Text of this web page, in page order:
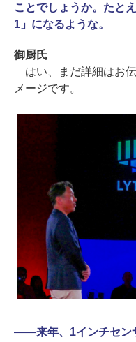
ことでしょうか。たと
1」になるような。
御厨氏
はい、まだ詳細はお
メージです。
――来年、1インチセン